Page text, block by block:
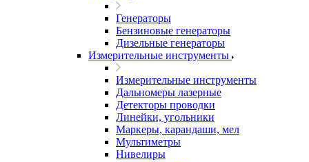
Генераторы
Бензиновые генераторы
Дизельные генераторы
Измерительные инструменты
Измерительные инструменты
Дальномеры лазерные
Детекторы проводки
Линейки, угольники
Маркеры, карандаши, мел
Мультиметры
Нивелиры